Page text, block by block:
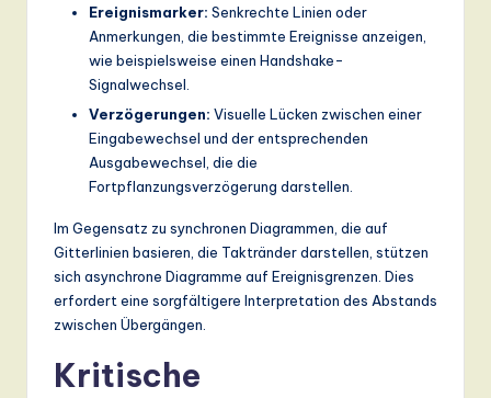
Ereignismarker: Senkrechte Linien oder
Anmerkungen, die bestimmte Ereignisse anzeigen,
wie beispielsweise einen Handshake-
Signalwechsel.
Verzögerungen: Visuelle Lücken zwischen einer
Eingabewechsel und der entsprechenden
Ausgabewechsel, die die
Fortpflanzungsverzögerung darstellen.
Im Gegensatz zu synchronen Diagrammen, die auf
Gitterlinien basieren, die Taktränder darstellen, stützen
sich asynchrone Diagramme auf Ereignisgrenzen. Dies
erfordert eine sorgfältigere Interpretation des Abstands
zwischen Übergängen.
Kritische